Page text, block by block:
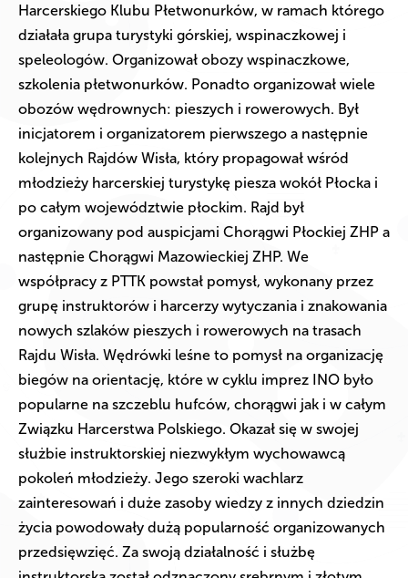
Harcerskiego Klubu Płetwonurków, w ramach którego
działała grupa turystyki górskiej, wspinaczkowej i
speleologów. Organizował obozy wspinaczkowe,
szkolenia płetwonurków. Ponadto organizował wiele
obozów wędrownych: pieszych i rowerowych. Był
inicjatorem i organizatorem pierwszego a następnie
kolejnych Rajdów Wisła, który propagował wśród
młodzieży harcerskiej turystykę piesza wokół Płocka i
po całym województwie płockim. Rajd był
organizowany pod auspicjami Chorągwi Płockiej ZHP a
następnie Chorągwi Mazowieckiej ZHP. We
współpracy z PTTK powstał pomysł, wykonany przez
grupę instruktorów i harcerzy wytyczania i znakowania
nowych szlaków pieszych i rowerowych na trasach
Rajdu Wisła. Wędrówki leśne to pomysł na organizację
biegów na orientację, które w cyklu imprez INO było
popularne na szczeblu hufców, chorągwi jak i w całym
Związku Harcerstwa Polskiego. Okazał się w swojej
służbie instruktorskiej niezwykłym wychowawcą
pokoleń młodzieży. Jego szeroki wachlarz
zainteresowań i duże zasoby wiedzy z innych dziedzin
życia powodowały dużą popularność organizowanych
przedsięwzięć. Za swoją działalność i służbę